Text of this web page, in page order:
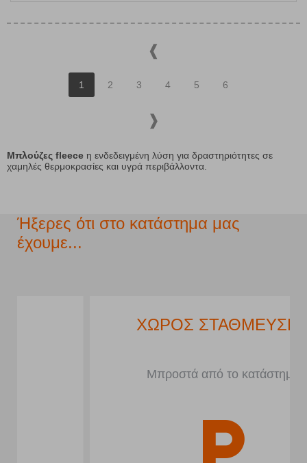
1 2 3 4 5 6
Μπλούζες fleece η ενδεδειγμένη λύση για δραστηριότητες σε
χαμηλές θερμοκρασίες και υγρά περιβάλλοντα.
Ήξερες ότι στο κατάστημα μας
έχουμε...
ΧΩΡΟΣ ΣΤΑΘΜΕΥΣΗΣ
Μπροστά από το κατάστημα